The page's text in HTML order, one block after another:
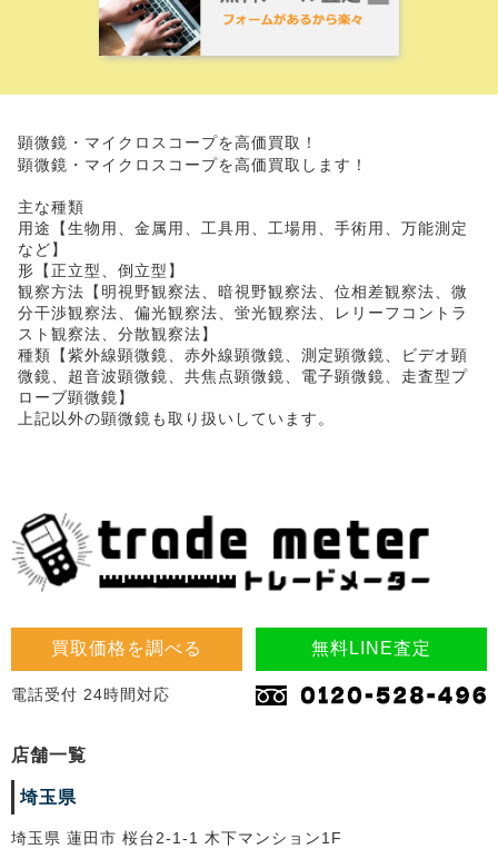
顕微鏡・マイクロスコープを高価買取！
顕微鏡・マイクロスコープを高価買取します！
主な種類
用途【生物用、金属用、工具用、工場用、手術用、万能測定
など】
形【正立型、倒立型】
観察方法【明視野観察法、暗視野観察法、位相差観察法、微
分干渉観察法、偏光観察法、蛍光観察法、レリーフコントラ
スト観察法、分散観察法】
種類【紫外線顕微鏡、赤外線顕微鏡、測定顕微鏡、ビデオ顕
微鏡、超音波顕微鏡、共焦点顕微鏡、電子顕微鏡、走査型プ
ローブ顕微鏡】
上記以外の顕微鏡も取り扱いしています。
買取価格を調べる 無料LINE査定
電話受付 24時間対応
店舗一覧
埼玉県
埼玉県 蓮田市 桜台2-1-1 木下マンション1F